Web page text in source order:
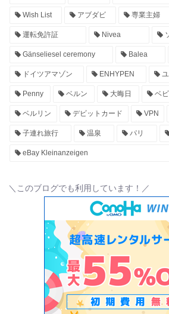
Wish List アブダビ 専業主婦
運転免許証 Nivea
Gänseliesel ceremony Balea
ドイツアマゾン ENHYPEN ユ
Penny ベルン 大晦日 ベビ
ベルリン デビットカード VPN
子連れ旅行 温泉 パリ
eBay Kleinanzeigen
＼このブログでも利用しています！／